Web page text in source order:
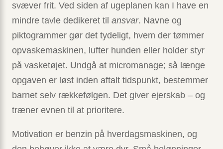
svæver frit. Ved siden af ugeplanen kan I have en
mindre tavle dedikeret til ansvar. Navne og
piktogrammer gør det tydeligt, hvem der tømmer
opvaskemaskinen, lufter hunden eller holder styr
på vasketøjet. Undgå at micro­manage; så længe
opgaven er løst inden aftalt tidspunkt, bestemmer
barnet selv rækkefølgen. Det giver ejerskab – og
træner evnen til at prioritere.
Motivation er benzin på hverdags­maskinen, og